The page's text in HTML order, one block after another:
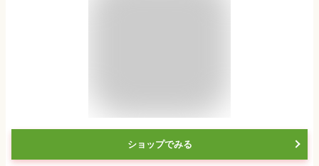
ショップでみる